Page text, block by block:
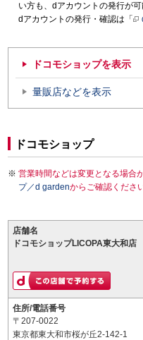
い方も、dアカウントの発行が可
dアカウントの発行・確認は「
ドコモショップを表示
量販店などを表示
ドコモショップ
営業時間などは変更となる場合
プ／d gardenからご確認ください
店舗名
ドコモショップLICOPA東大和店
住所/電話番号
〒207-0022
東京都東大和市桜が丘2-142-1